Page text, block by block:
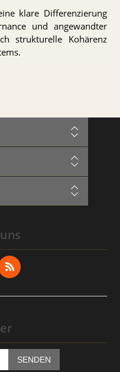
klare Differenzierung
und angewandter
strukturelle Kohärenz
SENDEN